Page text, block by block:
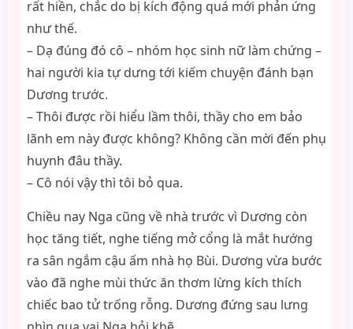
rất hiền, chắc do bị kích động quá mới phản ứng
như thế.
– Dạ đúng đó cô – nhóm học sinh nữ làm chứng –
hai người kia tự dưng tới kiếm chuyện đánh bạn
Dương trước.
– Thôi được rồi hiểu lầm thôi, thầy cho em bảo
lãnh em này được không? Không cần mời đến phụ
huynh đâu thầy.
– Cô nói vậy thì tôi bỏ qua.
Chiều nay Nga cũng về nhà trước vì Dương còn
học tăng tiết, nghe tiếng mở cổng là mắt hướng
ra sân ngắm cậu ấm nhà họ Bùi. Dương vừa bước
vào đã nghe mùi thức ăn thơm lừng kích thích
chiếc bao tử trống rỗng. Dương đứng sau lưng